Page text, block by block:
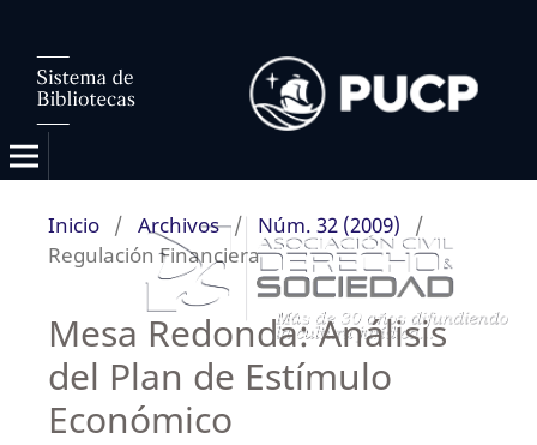
Inicio / Archivos / Núm. 32 (2009)
/
Regulación Financiera
Mesa Redonda: Análisis
del Plan de Estímulo
Económico